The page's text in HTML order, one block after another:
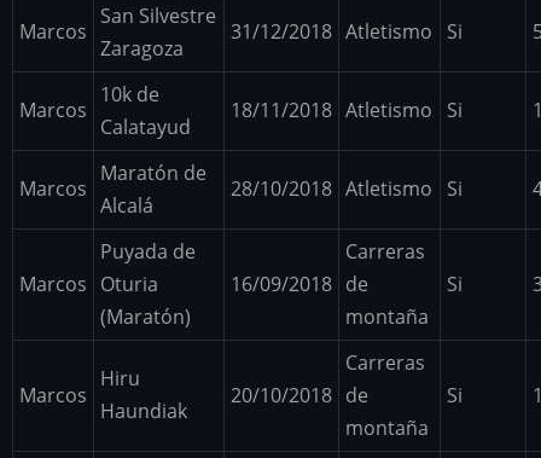
Marcos
San Silvestre
Zaragoza
31/12/2018 Atletismo Si
Marcos
10k de
Calatayud
18/11/2018 Atletismo Si
Marcos
Maratón de
Alcalá
28/10/2018 Atletismo Si
Marcos
Puyada de
Oturia
(Maratón)
16/09/2018
Carreras
de
montaña
Si
Marcos
Hiru
Haundiak
20/10/2018
Carreras
de
montaña
Si